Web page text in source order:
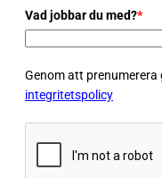
Vad jobbar du med?*
Genom att
integritetspolicy